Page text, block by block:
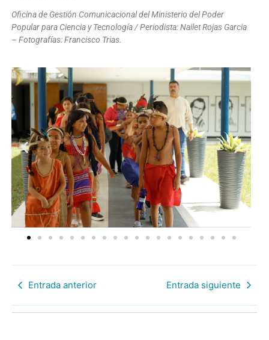
Oficina de Gestión Comunicacional del Ministerio del Poder
Popular para Ciencia y Tecnología / Periodista: Nailet Rojas Garcia
– Fotografías: Francisco Trias.
Entrada anterior Entrada siguiente